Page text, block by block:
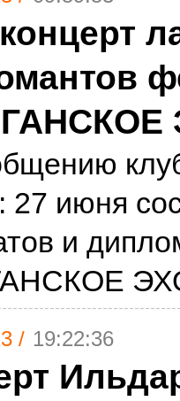
27 июня
и
/ 19:22:36